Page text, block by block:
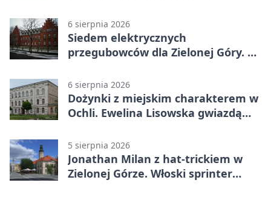
6 sierpnia 2026
Siedem elektrycznych
przegubowców dla Zielonej Góry. To
6 sierpnia 2026
Dożynki z miejskim charakterem w
Ochli. Ewelina Lisowska gwiazdą
5 sierpnia 2026
Jonathan Milan z hat-trickiem w
Zielonej Górze. Włoski sprinter